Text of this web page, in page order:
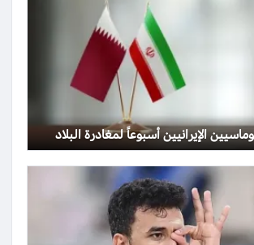
الإيرانيين أسبوعاً لمغادرة البلاد